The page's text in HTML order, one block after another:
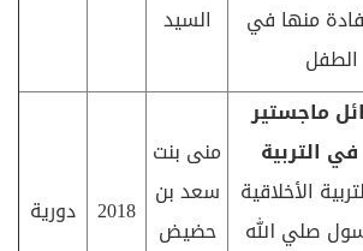
منها في
الطفل
السيد
ماجستير
التربية
الأخلاقية
صلي الله
منى بنت
سعد بن
حضيض
2018 دورية